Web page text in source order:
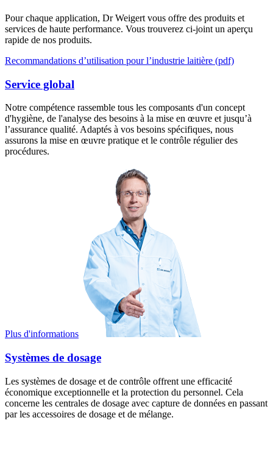
Pour chaque application, Dr Weigert vous offre des produits et
services de haute performance. Vous trouverez ci-joint un aperçu
rapide de nos produits.
Recommandations d’utilisation pour l’industrie laitière (pdf)
Service global
Notre compétence rassemble tous les composants d'un concept
d'hygiène, de l'analyse des besoins à la mise en œuvre et jusqu’à
l’assurance qualité. Adaptés à vos besoins spécifiques, nous
assurons la mise en œuvre pratique et le contrôle régulier des
procédures.
Plus d'informations
Systèmes de dosage
Les systèmes de dosage et de contrôle offrent une efficacité
économique exceptionnelle et la protection du personnel. Cela
concerne les centrales de dosage avec capture de données en passant
par les accessoires de dosage et de mélange.